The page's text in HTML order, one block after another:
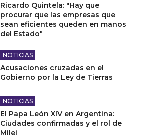
Ricardo Quintela: "Hay que
procurar que las empresas que
sean eficientes queden en manos
del Estado"
NOTICIAS
Acusaciones cruzadas en el
Gobierno por la Ley de Tierras
NOTICIAS
El Papa León XIV en Argentina:
Ciudades confirmadas y el rol de
Milei